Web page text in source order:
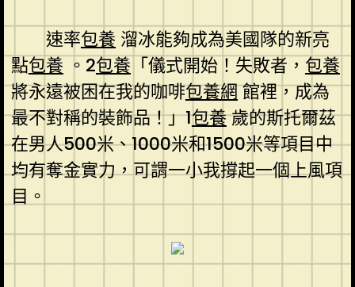
速率包養 溜冰能夠成為美國隊的新亮
點包養 。2包養 「儀式開始！失敗者， 包養
將永遠被困在我的咖啡包養網館裡，成為
最不對稱的裝飾品！」1包養歲的斯托爾茲
在男人500米、1000米和1500米等項目中
均有奪金實力，可謂一小我撐起一個上風項
目。